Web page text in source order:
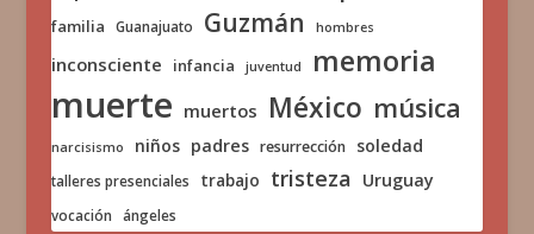
familia Guanajuato Guzmán hombres
inconsciente infancia juventud memoria
muerte muertos México música
narcisismo niños padres resurrección soledad
talleres presenciales trabajo tristeza Uruguay
vocación ángeles